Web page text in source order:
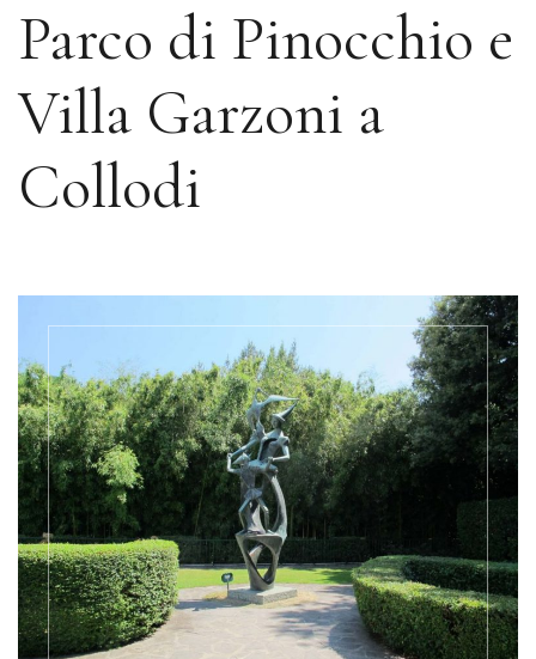
Parco di Pinocchio e
Villa Garzoni a
Collodi